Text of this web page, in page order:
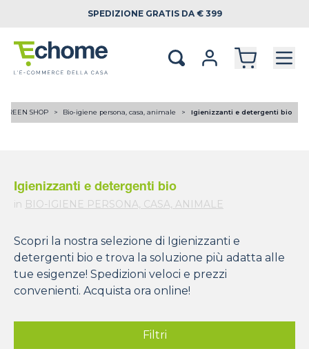
SPEDIZIONE GRATIS DA € 399
GREEN SHOP Bio-igiene persona, casa, animale Igienizzanti e detergenti bio
Igienizzanti e detergenti bio
in BIO-IGIENE PERSONA, CASA, ANIMALE
Scopri la nostra selezione di Igienizzanti e
detergenti bio e trova la soluzione più adatta alle
tue esigenze! Spedizioni veloci e prezzi
convenienti. Acquista ora online!
Filtri